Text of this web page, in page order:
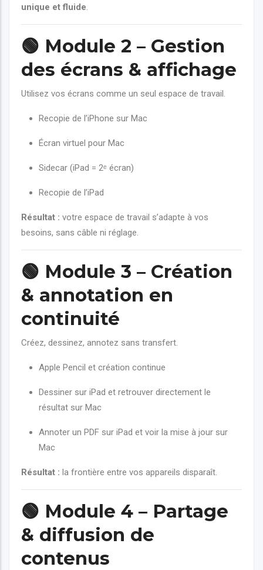
unique et fluide
🟢 Module 2 – Gestion
des écrans & affichage
Utilisez vos écrans comme un seul espace de travail.
Recopie de l’iPhone sur Mac
Écran virtuel pour Mac
Sidecar (iPad = 2ᵉ écran)
Recopie de l’iPad
Résultat : votre espace de travail s’adapte à vos
besoins, sans câble ni réglage.
🟢 Module 3 – Création
& annotation en
continuité
Créez, dessinez, annotez sans transfert.
Apple Pencil et création continue
Dessiner sur iPad et retrouver directement le
résultat sur Mac
Annoter un PDF sur iPad et voir la mise à jour sur
Mac
Résultat : la frontière entre vos appareils disparaît.
🟢 Module 4 – Partage
& diffusion de
contenus